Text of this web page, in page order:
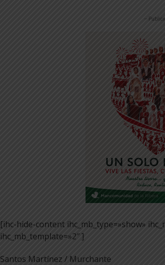
--
[ihc-hide-content ihc_mb_type=»show»
ihc_mb_template=»2″ ]
Santos Martínez / Murchante